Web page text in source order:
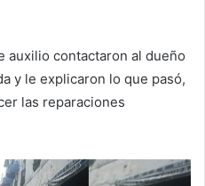
auxilio contactaron al dueño
y le explicaron lo que pasó,
las reparaciones